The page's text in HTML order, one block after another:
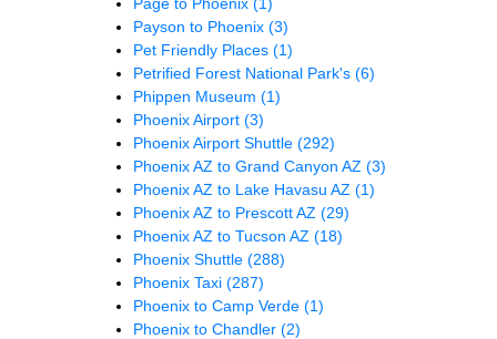
Payson to Phoenix (3)
Pet Friendly Places (1)
Petrified Forest National Park's (6)
Phippen Museum (1)
Phoenix Airport (3)
Phoenix Airport Shuttle (292)
Phoenix AZ to Grand Canyon AZ (3)
Phoenix AZ to Lake Havasu AZ (1)
Phoenix AZ to Prescott AZ (29)
Phoenix AZ to Tucson AZ (18)
Phoenix Shuttle (288)
Phoenix Taxi (287)
Phoenix to Camp Verde (1)
Phoenix to Chandler (2)